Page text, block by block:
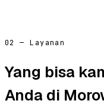
02 — Layanan
Yang bisa
Anda di